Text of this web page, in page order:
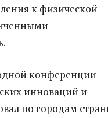
к физической
конференции
инноваций и
по городам